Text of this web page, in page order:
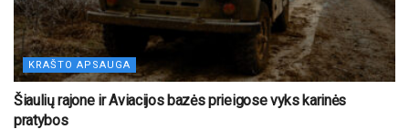
KRAŠTO APSAUGA
Šiaulių rajone ir Aviacijos bazės prieigose vyks karinės
pratybos